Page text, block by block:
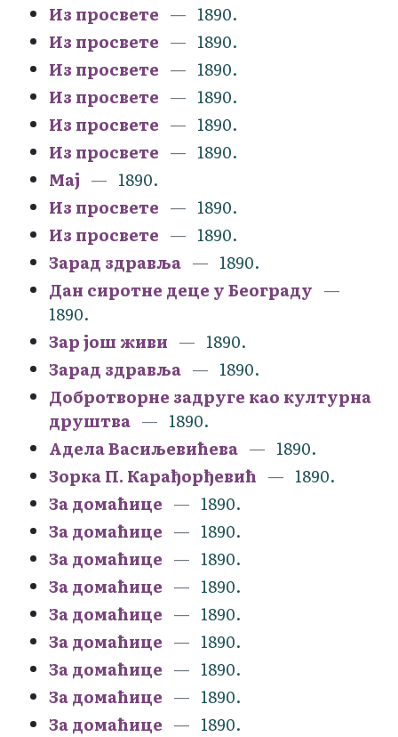
Из просвете
1890.
Из просвете
1890.
Из просвете
1890.
Из просвете
1890.
Из просвете
1890.
Из просвете
1890.
Мај
1890.
Из просвете
1890.
Из просвете
1890.
Зарад здравља
1890.
Дан сиротне деце у Београду
1890.
Зар још живи
1890.
Зарад здравља
1890.
Добротворне задруге као културна
друштва
1890.
Адела Васиљевићева
1890.
Зорка П. Карађорђевић
1890.
За домаћице
1890.
За домаћице
1890.
За домаћице
1890.
За домаћице
1890.
За домаћице
1890.
За домаћице
1890.
За домаћице
1890.
За домаћице
1890.
За домаћице
1890.